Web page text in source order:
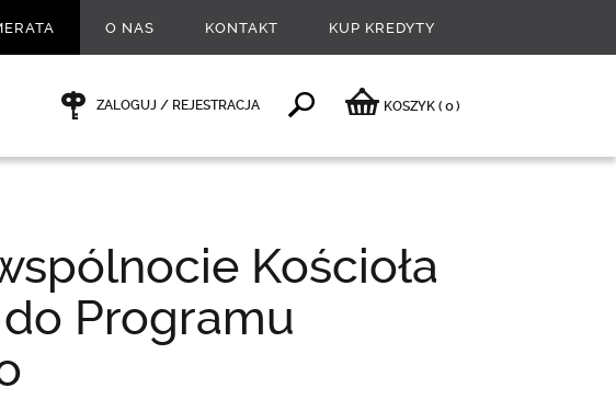
O NAS KONTAKT KUP KREDYTY
ZALOGUJ / REJESTRACJA KOSZYK ( 0)
Kościoła
Programu